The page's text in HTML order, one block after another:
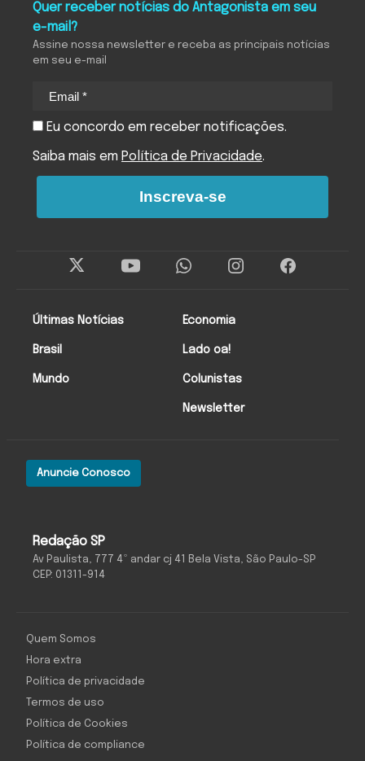
Redação SP
Av Paulista, 777 4º andar cj 41 Bela Vista, São Paulo-SP
CEP: 01311-914
Anuncie Conosco
Últimas Notícias
Brasil
Mundo
Economia
Lado oa!
Colunistas
Newsletter
Quer receber notícias do Antagonista em seu
e-mail?
Assine nossa newsletter e receba as principais notícias
em seu e-mail
Eu concordo em receber notificações.
Saiba mais em Política de Privacidade.
Inscreva-se
Quem Somos
Hora extra
Política de privacidade
Termos de uso
Política de Cookies
Política de compliance